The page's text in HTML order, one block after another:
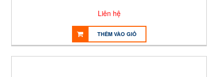
Liên hệ
THÊM VÀO GIỎ